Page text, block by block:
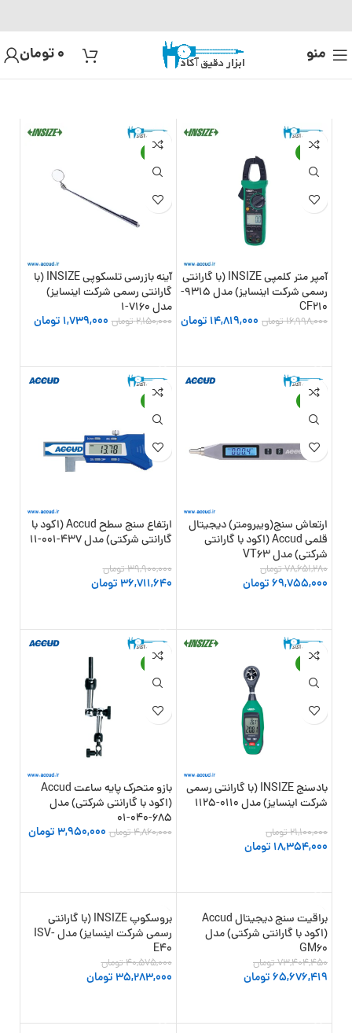
منو 0تومان
-13%
آمپر متر کلمپی INSIZE (با گارانتی
رسمی شرکت اینسایز) مدل 9315-
CF210
16,998,000تومان 14,819,000 تومان
-19%
آینه بازرسی تلسکوپی INSIZE (با
گارانتی رسمی شرکت اینسایز)
مدل 7160-1
2,150,000تومان 1,739,000 تومان
-11%
ارتعاش سنج(ویبرومتر) دیجیتال
قلمی Accud (اکود با گارانتی
شرکتی) مدل VT63
78,651,280تومان
69,755,000تومان
-8%
ارتفاع سنج سطح Accud (اکود با
گارانتی شرکتی) مدل 437-001-11
39,900,000تومان
36,711,640تومان
-13%
بادسنج INSIZE (با گارانتی رسمی
شرکت اینسایز) مدل 0110-1125
21,100,000تومان
18,354,000 تومان
-19%
بازو متحرک پایه ساعت Accud
(اکود با گارانتی شرکتی) مدل
685-040-01
4,860,000تومان 3,950,000تومان
-11%
جدید
براقیت سنج دیجیتال Accud
(اکود با گارانتی شرکتی) مدل
GM60
73,404,450تومان
65,676,419تومان
-13%
بروسکوپ INSIZE (با گارانتی
رسمی شرکت اینسایز) مدل ISV-
E40
40,575,000تومان
35,283,000تومان